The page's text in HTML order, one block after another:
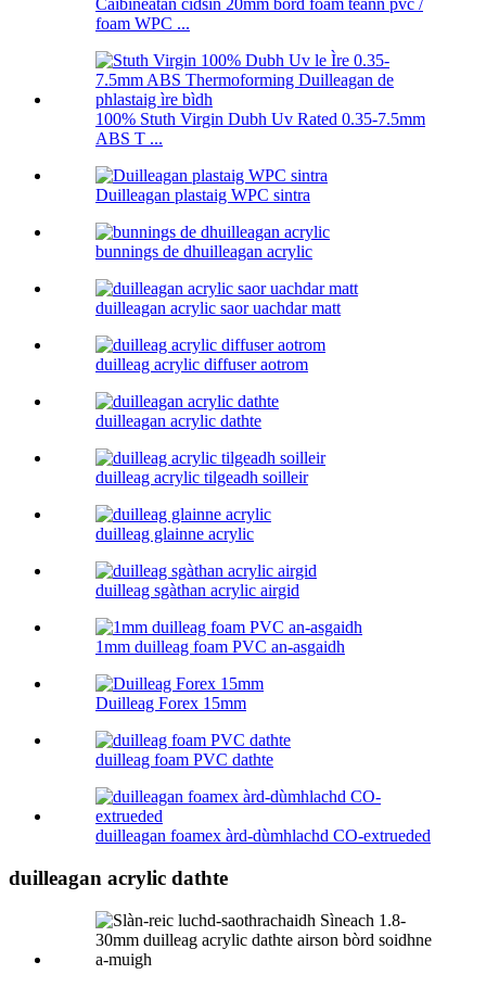
Caibineatan cidsin 20mm bòrd foam teann pvc /
foam WPC ...
100% Stuth Virgin Dubh Uv Rated 0.35-7.5mm
ABS T ...
Duilleagan plastaig WPC sintra
bunnings de dhuilleagan acrylic
duilleagan acrylic saor uachdar matt
duilleag acrylic diffuser aotrom
duilleagan acrylic dathte
duilleag acrylic tilgeadh soilleir
duilleag glainne acrylic
duilleag sgàthan acrylic airgid
1mm duilleag foam PVC an-asgaidh
Duilleag Forex 15mm
duilleag foam PVC dathte
duilleagan foamex àrd-dùmhlachd CO-extrueded
duilleagan acrylic dathte